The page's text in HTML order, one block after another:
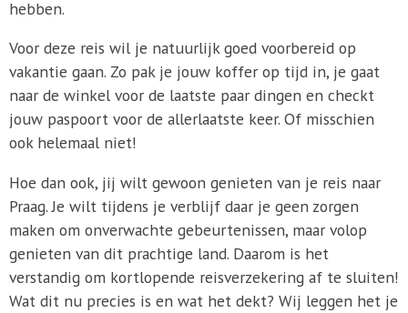
hebben.
Voor deze reis wil je natuurlijk goed voorbereid op
vakantie gaan. Zo pak je jouw koffer op tijd in, je gaat
naar de winkel voor de laatste paar dingen en checkt
jouw paspoort voor de allerlaatste keer. Of misschien
ook helemaal niet!
Hoe dan ook, jij wilt gewoon genieten van je reis naar
Praag. Je wilt tijdens je verblijf daar je geen zorgen
maken om onverwachte gebeurtenissen, maar volop
genieten van dit prachtige land. Daarom is het
verstandig om kortlopende reisverzekering af te sluiten!
Wat dit nu precies is en wat het dekt? Wij leggen het je